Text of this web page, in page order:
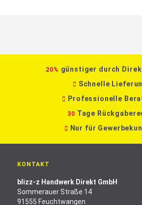
20% günstiger durch
Schnelle
Professionelle
30 Tage
Nur für
KONTAKT
blizz-z Handwerk Direkt GmbH
Sommerauer Straße 14
91555 Feuchtwangen